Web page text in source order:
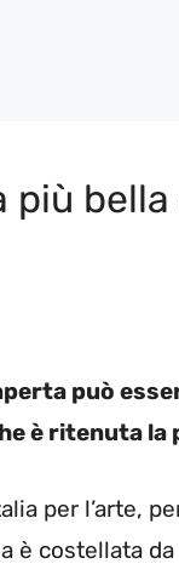
può
è ritenuta
per l’arte,
è costellata